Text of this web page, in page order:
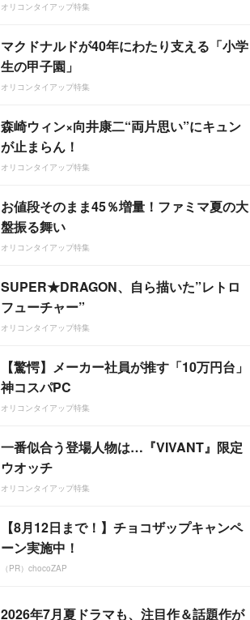
オリコンタイアップ特集
マクドナルドが40年にわたり支える「小学
生の甲子園」
オリコンタイアップ特集
森崎ウィン×向井康二“両片思い”にキュン
が止まらん！
オリコンタイアップ特集
お値段そのまま45％増量！ファミマ夏の大
盤振る舞い
オリコンタイアップ特集
SUPER★DRAGON、自ら描いた”レトロ
フューチャー”
オリコンタイアップ特集
【驚愕】メーカー社員が推す「10万円台」
神コスパPC
オリコンタイアップ特集
一番似合う登場人物は…『VIVANT』限定
ウオッチ
オリコンタイアップ特集
【8月12日まで！】チョコザップキャンペ
ーン実施中！
（PR）chocoZAP
2026年7月夏ドラマも、注目作＆話題作が